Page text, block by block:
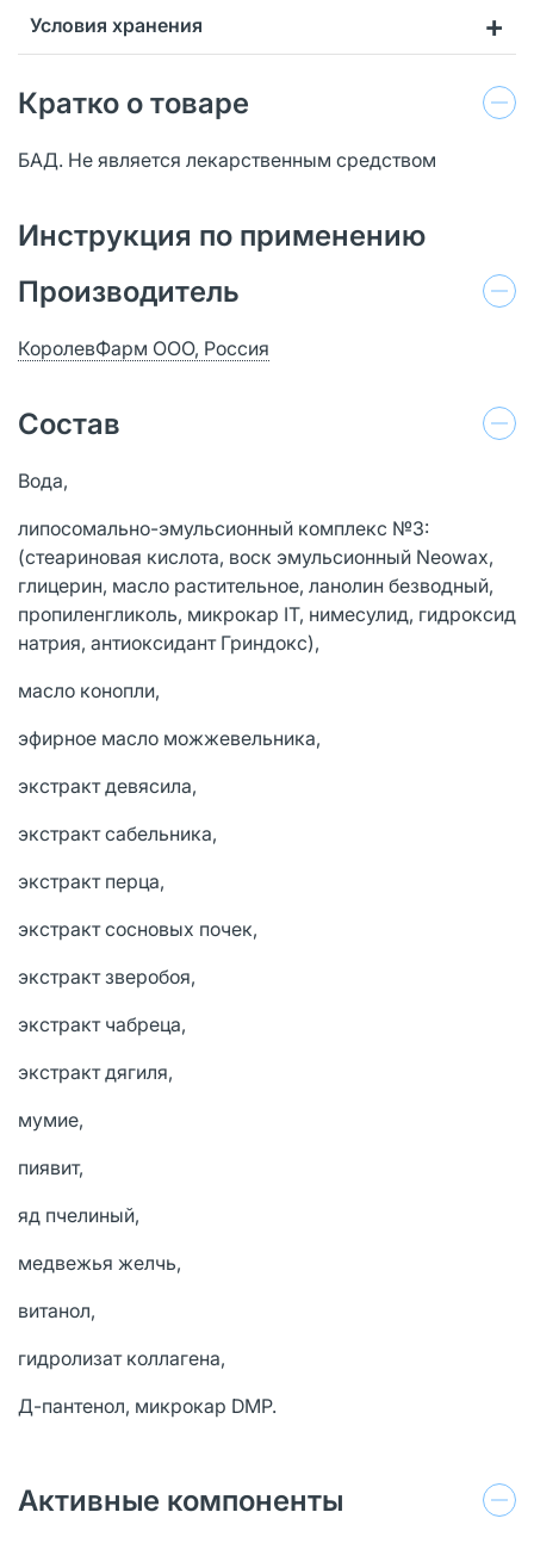
Условия хранения
Кратко о товаре
БАД. Не является лекарственным средством
Инструкция по применению
Производитель
КоролевФарм ООО, Россия
Состав
Вода,
липосомально-эмульсионный комплекс №3:
(стеариновая кислота, воск эмульсионный Neowax,
глицерин, масло растительное, ланолин безводный,
пропиленгликоль, микрокар IT, нимесулид, гидроксид
натрия, антиоксидант Гриндокс),
масло конопли,
эфирное масло можжевельника,
экстракт девясила,
экстракт сабельника,
экстракт перца,
экстракт сосновых почек,
экстракт зверобоя,
экстракт чабреца,
экстракт дягиля,
мумие,
пиявит,
яд пчелиный,
медвежья желчь,
витанол,
гидролизат коллагена,
Д-пантенол, микрокар DMР.
Активные компоненты